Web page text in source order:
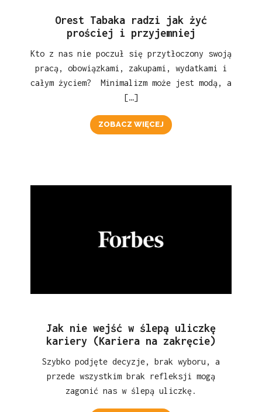
Orest Tabaka radzi jak żyć
prościej i przyjemniej
Kto z nas nie poczuł się przytłoczony swoją
pracą, obowiązkami, zakupami, wydatkami i
całym życiem? Minimalizm może jest modą, a
[…]
ZOBACZ WIĘCEJ
Jak nie wejść w ślepą uliczkę
kariery (Kariera na zakręcie)
Szybko podjęte decyzje, brak wyboru, a
przede wszystkim brak refleksji mogą
zagonić nas w ślepą uliczkę.